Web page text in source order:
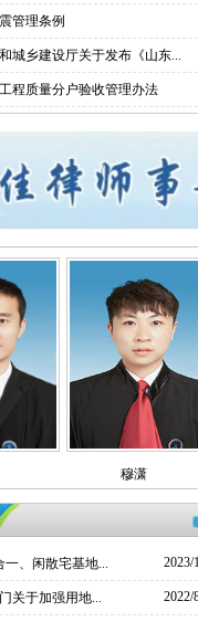
管理条例
城乡建设厅关于发布《山东...
程质量分户验收管理办法
穆潇
一、闲散宅基地... 2023/
关于加强用地... 2022/